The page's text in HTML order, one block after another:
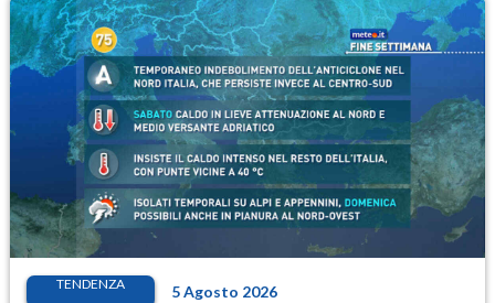
TENDENZA 5 Agosto 2026